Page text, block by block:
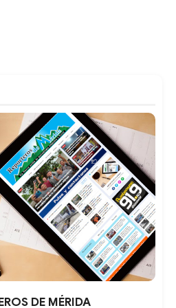
DE MÉRIDA